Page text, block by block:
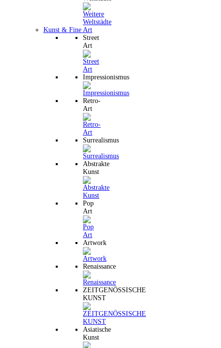
Kunst & Fine Art
Street
Art
Impressionismus
Retro-
Art
Surrealismus
Abstrakte
Kunst
Pop
Art
Artwork
Renaissance
ZEITGENÖSSISCHE
KUNST
Asiatische
Kunst